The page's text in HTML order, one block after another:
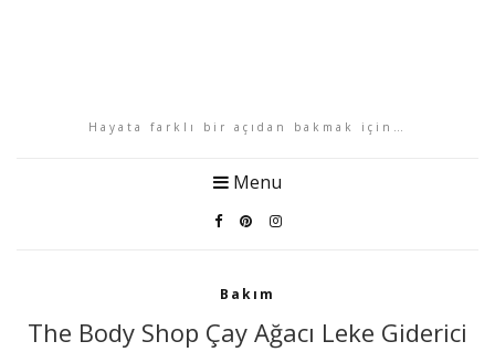
Hayata farklı bir açıdan bakmak için…
Menu
Bakım
The Body Shop Çay Ağacı Leke Giderici